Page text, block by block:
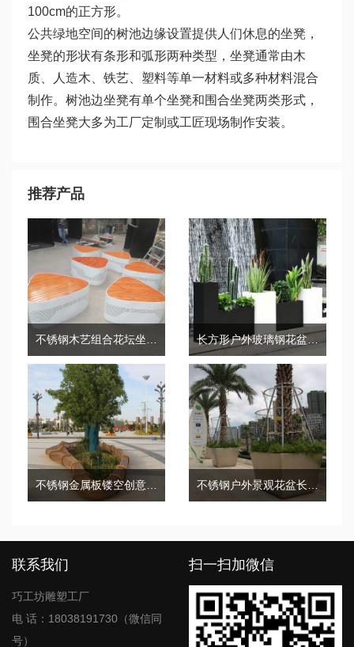
100cm的正方形。
公共绿地空间的树池边缘设置提供人们休息的坐凳，
坐凳的形状有条形和弧形两种类型，坐凳通常由木
质、人造木、铁艺、塑料等单一材料或多种材料混合
制作。树池边坐凳有单个坐凳和围合坐凳两类形式，
围合坐凳大多为工厂定制或工匠现场制作安装。
推荐产品
联系我们
巧工坊雕塑工厂
电 话：18038191730（微信同
号）
扫一扫加微信